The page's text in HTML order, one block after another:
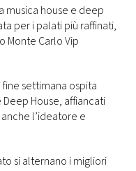
musica house e deep
per i palati più raffinati,
Monte Carlo Vip
fine settimana ospita
House, affiancati
l’ideatore e
si alternano i migliori